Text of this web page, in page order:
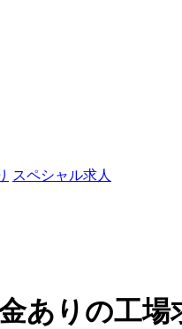
スペシャル求人
ありの工場